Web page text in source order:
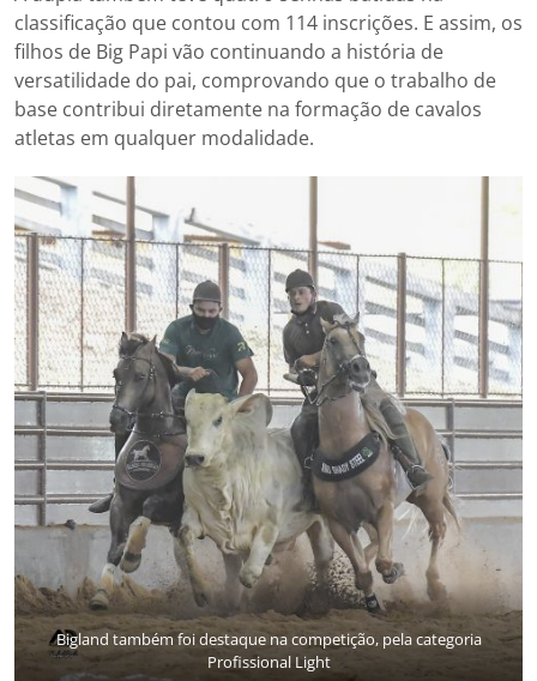
classificação que contou com 114 inscrições. E assim, os
filhos de Big Papi vão continuando a história de
versatilidade do pai, comprovando que o trabalho de
base contribui diretamente na formação de cavalos
atletas em qualquer modalidade.
Bigland também foi destaque na competição, pela categoria
Profissional Light